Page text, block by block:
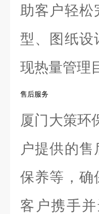
助客户轻
型、图纸设
现热量管理
售后服务
厦门大策环
户提供的
保养等，确
客户携手